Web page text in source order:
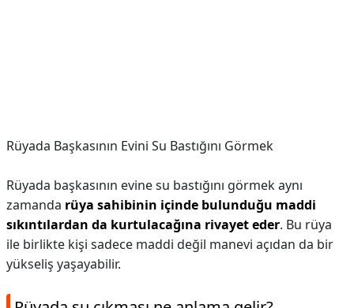
Rüyada Başkasının Evini Su Bastığını Görmek
Rüyada başkasının evine su bastığını görmek aynı
zamanda rüya sahibinin içinde bulunduğu maddi
sıkıntılardan da kurtulacağına rivayet eder. Bu rüya
ile birlikte kişi sadece maddi değil manevi açıdan da bir
yükseliş yaşayabilir.